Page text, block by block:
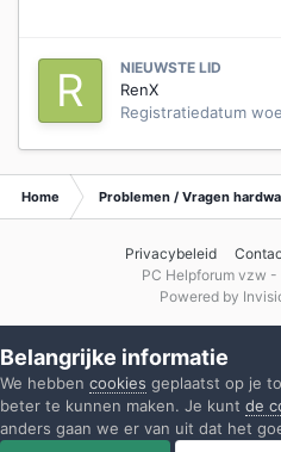
NIEUWSTE LID
RenX
Registratiedatum
Home Problemen / Vragen
Privacybeleid
PC Helpforum vzw -
Powered by
Belangrijke informatie
We hebben cookies geplaatst op je
beter te kunnen maken. Je kunt de
anders gaan we er van uit dat het